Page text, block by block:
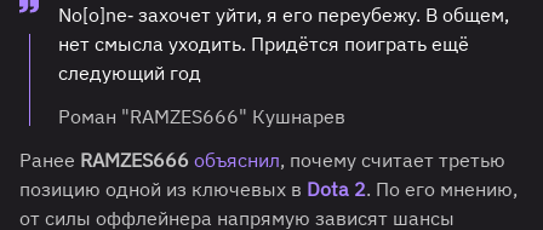
No[o]ne‑ захочет уйти, я его переубежу. В общем,
нет смысла уходить. Придётся поиграть ещё
следующий год
Роман "RAMZES666" Кушнарев
Ранее RAMZES666 объяснил, почему считает третью
позицию одной из ключевых в Dota 2. По его мнению,
от силы оффлейнера напрямую зависят шансы